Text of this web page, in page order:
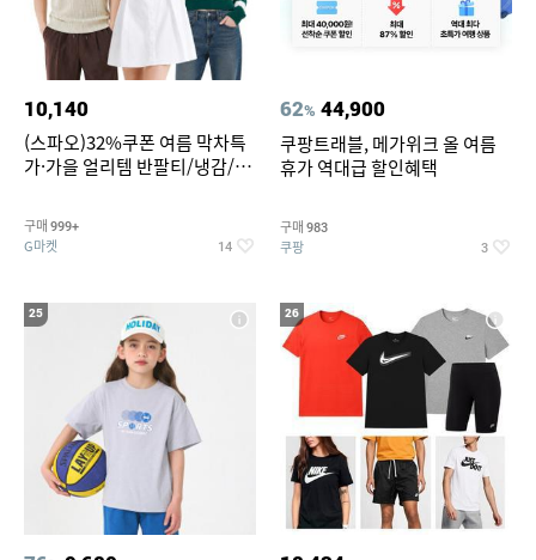
10,140
(스파오)32%쿠폰 여름 막차특
가·가을 얼리템 반팔티/냉감/반
건 외 ~74%OFF
구매 999+
G마켓 14
62% 44,900
쿠팡트래블, 메가위크 올 여름
휴가 역대급 할인혜택
구매 983
쿠팡 3
25 26